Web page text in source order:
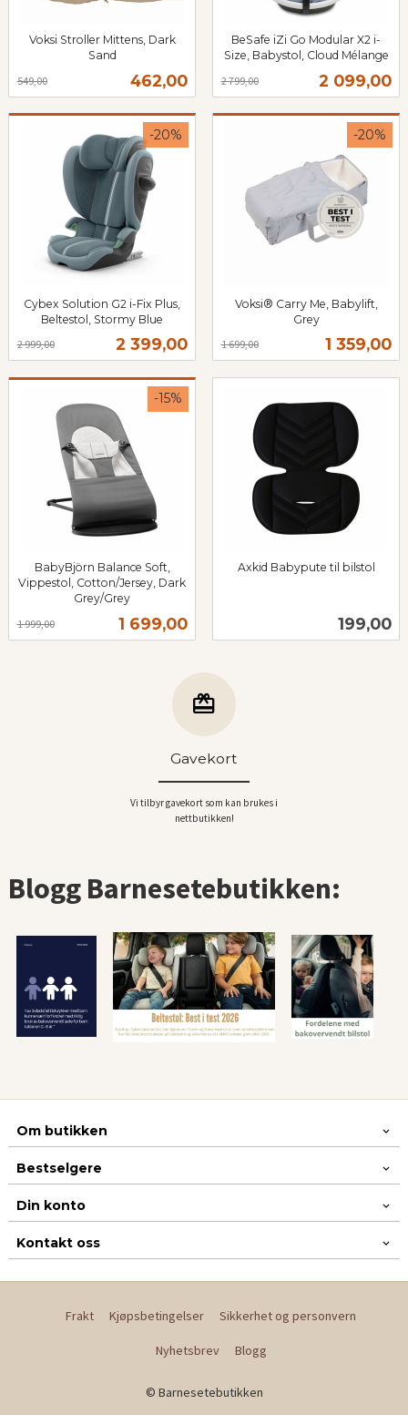
Voksi Stroller Mittens, Dark
Sand
Tilbud
462,00
549,00
mva.
BeSafe iZi Go Modular X2 i-
Size, Babystol, Cloud Mélange
Tilbud
2 099,00
2 799,00
mva.
Cybex Solution G2 i-Fix Plus,
Beltestol, Stormy Blue
Tilbud
2 399,00
2 999,00
-20%
mva.
Voksi® Carry Me, Babylift,
Grey
Tilbud
1 359,00
1 699,00
-20%
mva.
BabyBjörn Balance Soft,
Vippestol, Cotton/Jersey, Dark
Grey/Grey
Tilbud
1 699,00
1 999,00
-15%
mva.
Axkid Babypute til bilstol
Pris
199,00
Gavekort
Vi tilbyr gavekort som kan brukes i
nettbutikken!
Blogg Barnesetebutikken:
Om butikken
Bestselgere
Din konto
Kontakt oss
Frakt Kjøpsbetingelser Sikkerhet og personvern
Nyhetsbrev Blogg
© Barnesetebutikken